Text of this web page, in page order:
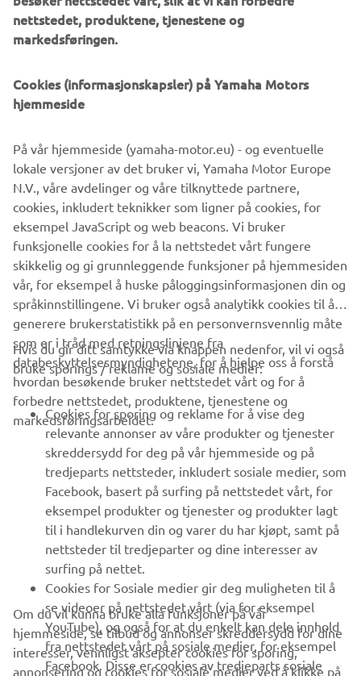
1974 55A
Informasjonen og/eller bildene på disse nettsidene kan
aldri brukes til kommersielle eller ikke-kommersielle
formål uten eksplisitt skriftlig samtykke fra Yamaha Motor
Europe N.V. og/eller Yamaha Motor Co., Ltd.
Kjør alltid på en trygg måte og følg lokale lover og regler.
VIRKSOMHET
B2B
UTFORSK YAMAHA
FAQ & SUPPORT
NYHETSBREV
Vær den første til å lære om de siste tilbudene, spesielle
arrangementer, nye utgivelser og mye mer
nettstedet, produktene, tjenestene og
markedsføringen.
Cookies (informasjonskapsler) på Yamaha Motors
hjemmeside
På vår hjemmeside (yamaha-motor.eu) - og eventuelle
lokale versjoner av det bruker vi, Yamaha Motor Europe
N.V., våre avdelinger og våre tilknyttede partnere,
cookies, inkludert teknikker som ligner på cookies, for
eksempel JavaScript og web beacons. Vi bruker
funksjonelle cookies for å la nettstedet vårt fungere
skikkelig og gi grunnleggende funksjoner på hjemmesiden
vår, for eksempel å huske påloggingsinformasjonen din og
språkinnstillingene. Vi bruker også analytikk cookies til å
generere brukerstatistikk på en personvernsvennlig måte
som er i tråd med retningslinjene fra
databeskyttelsesmyndighetene, for å hjelpe oss å forstå
hvordan besøkende bruker nettstedet vårt og for å
forbedre nettstedet, produktene, tjenestene og
markedsføringsarbeidet.
Hvis du gir ditt samtykke via knappen nedenfor, vil vi også
bruke sporings / reklame og sosiale medier:
Cookies for sporing og reklame for å vise deg
relevante annonser av våre produkter og tjenester
skreddersydd for deg på vår hjemmeside og på
tredjeparts nettsteder, inkludert sosiale medier, som
Facebook, basert på surfing på nettstedet vårt, for
eksempel produkter og tjenester og produkter lagt
til i handlekurven din og varer du har kjøpt, samt på
nettsteder til tredjeparter og dine interesser av
surfing på nettet.
Cookies for Sosiale medier gir deg muligheten til å
se videoer på nettstedet vårt (via for eksempel
YouTube), og også for at du enkelt kan dele innhold
fra nettstedet vårt på sosiale medier, for eksempel
Facebook. Disse er cookies av tredjeparts sosiale
Om du vil kunna bruke alla funksjoner på vår
hjemmeside, se tilbud og annonser skreddersydd for dine
interesser, vennligst aksepter cookies for sporing,
annonsering og cookies for sosiale medier ved å klikke på